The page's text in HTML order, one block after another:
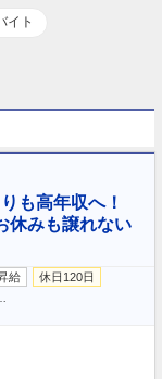
イト
も高年収へ！
みも譲れない
給
休日120日